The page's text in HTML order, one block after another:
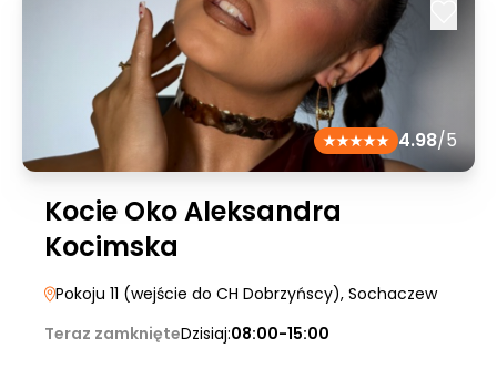
4.98/5
Kocie Oko Aleksandra
Kocimska
Pokoju 11 (wejście do CH Dobrzyńscy), Sochaczew
Teraz zamknięteDzisiaj:08:00-15:00